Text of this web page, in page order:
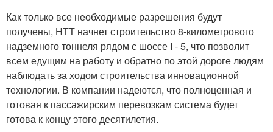
Как только все необходимые разрешения будут
получены, HTT начнет строительство 8-километрового
надземного тоннеля рядом с шоссе I - 5, что позволит
всем едущим на работу и обратно по этой дороге людям
наблюдать за ходом строительства инновационной
технологии. В компании надеются, что полноценная и
готовая к пассажирским перевозкам система будет
готова к концу этого десятилетия.